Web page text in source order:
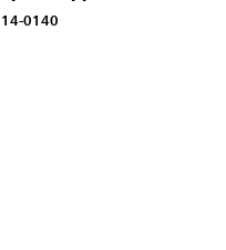
14-0140